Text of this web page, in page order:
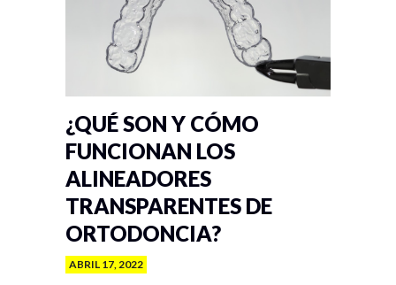
¿QUÉ SON Y CÓMO
FUNCIONAN LOS
ALINEADORES
TRANSPARENTES DE
ORTODONCIA?
ABRIL 17, 2022